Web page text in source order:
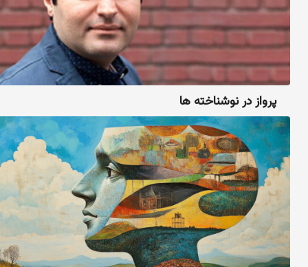
پرواز در نوشناخته ها